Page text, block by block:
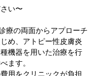
い〜
療の両面からアプローチ
め、アトピー性皮膚炎
機器を用いた治療を行
ます。
用をクリニックが負担